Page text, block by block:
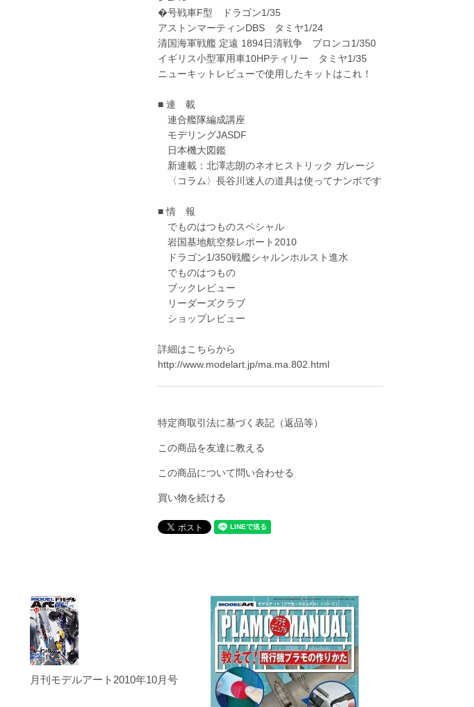
�号戦車F型 ドラゴン1/35
アストンマーティンDBS タミヤ1/24
清国海軍戦艦 定遠 1894日清戦争 ブロンコ1/350
イギリス小型軍用車10HPティリー タミヤ1/35
ニューキットレビューで使用したキットはこれ！
■ 連 載
連合艦隊編成講座
モデリングJASDF
日本機大図鑑
新連載：北澤志朗のネオヒストリック ガレージ
〈コラム〉長谷川迷人の道具は使ってナンボです
■ 情 報
でものはつものスペシャル
岩国基地航空祭レポート2010
ドラゴン1/350戦艦シャルンホルスト進水
でものはつもの
ブックレビュー
リーダーズクラブ
ショップレビュー
詳細はこちらから
http://www.modelart.jp/ma.ma.802.html
特定商取引法に基づく表記（返品等）
この商品を友達に教える
この商品について問い合わせる
買い物を続ける
月刊モデルアート2010年10月号